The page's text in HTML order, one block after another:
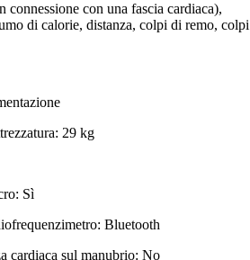
con una fascia cardiaca),
di calorie, distanza, colpi di remo, colpi
29 kg
Sì
Bluetooth
cardiaca sul manubrio: No